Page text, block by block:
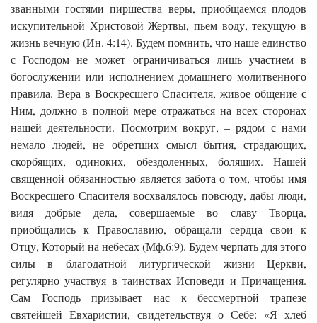
званными гостями пиршества веры, приобщаемся плодов
искупительной Христовой Жертвы, пьем воду, текущую в
жизнь вечную (Ин. 4:14). Будем помнить, что наше единство
с Господом не может ограничиваться лишь участием в
богослужении или исполнением домашнего молитвенного
правила. Вера в Воскресшего Спасителя, живое общение с
Ним, должно в полной мере отражаться на всех сторонах
нашей деятельности. Посмотрим вокруг, – рядом с нами
немало людей, не обретших смысл бытия, страдающих,
скорбящих, одиноких, обездоленных, болящих. Нашей
священной обязанностью является забота о том, чтобы имя
Воскресшего Спасителя восхвалялось повсюду, дабы люди,
видя добрые дела, совершаемые во славу Творца,
приобщались к Православию, обращали сердца свои к
Отцу, Который на небесах (Мф.6:9). Будем черпать для этого
силы в благодатной литургической жизни Церкви,
регулярно участвуя в таинствах Исповеди и Причащения.
Сам Господь призывает нас к бессмертной трапезе
святейшей Евхаристии, свидетельствуя о Себе: «Я хлеб